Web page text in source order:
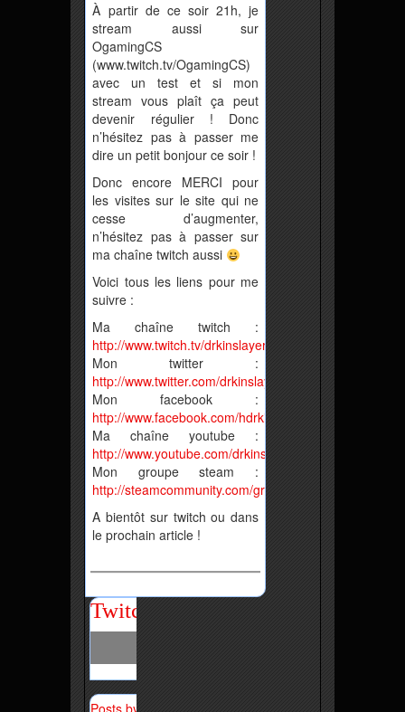
À partir de ce soir 21h, je
stream aussi sur
OgamingCS
(www.twitch.tv/OgamingCS)
avec un test et si mon
stream vous plaît ça peut
devenir régulier ! Donc
n’hésitez pas à passer me
dire un petit bonjour ce soir !
Donc encore MERCI pour
les visites sur le site qui ne
cesse d’augmenter,
n’hésitez pas à passer sur
ma chaîne twitch aussi
Voici tous les liens pour me
suivre :
Ma chaîne twitch :
http://www.twitch.tv/drkinslayer
Mon twitter :
http://www.twitter.com/drkinslayer
Mon facebook :
http://www.facebook.com/hdrkinslayer
Ma chaîne youtube :
http://www.youtube.com/drkinslayer
Mon groupe steam :
http://steamcommunity.com/groups/KSRTv
A bientôt sur twitch ou dans
le prochain article !
Twitch
Posts by